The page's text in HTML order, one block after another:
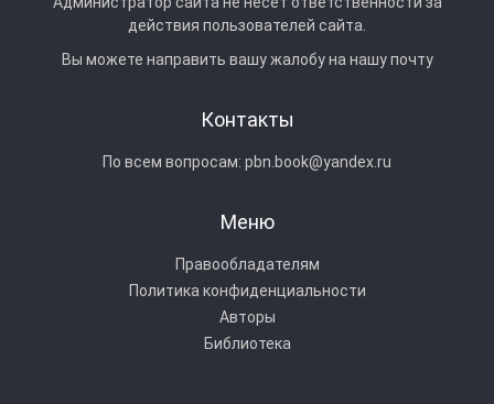
действия пользователей сайта.
Вы можете направить вашу жалобу на нашу почту
Контакты
По всем вопросам: pbn.book@yandex.ru
Меню
Правообладателям
Политика конфиденциальности
Авторы
Библиотека